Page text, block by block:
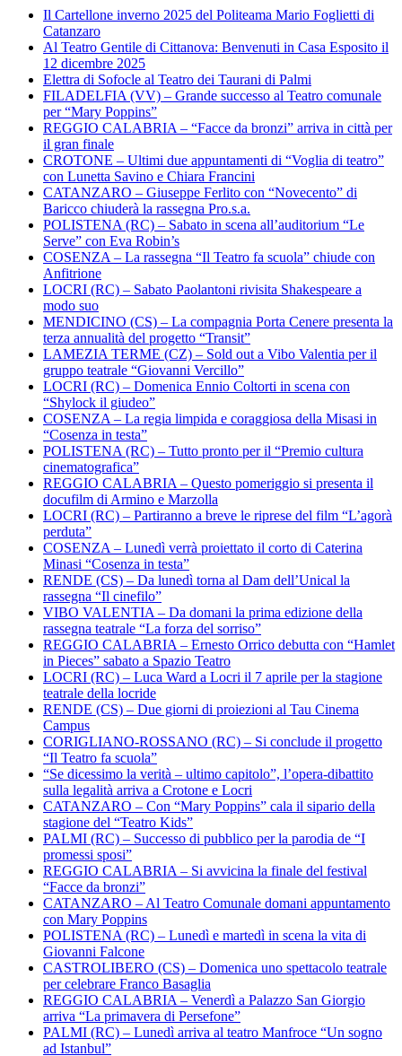
Il Cartellone inverno 2025 del Politeama Mario Foglietti di
Catanzaro
Al Teatro Gentile di Cittanova: Benvenuti in Casa Esposito il
12 dicembre 2025
Elettra di Sofocle al Teatro dei Taurani di Palmi
FILADELFIA (VV) – Grande successo al Teatro comunale
per “Mary Poppins”
REGGIO CALABRIA – “Facce da bronzi” arriva in città per
il gran finale
CROTONE – Ultimi due appuntamenti di “Voglia di teatro”
con Lunetta Savino e Chiara Francini
CATANZARO – Giuseppe Ferlito con “Novecento” di
Baricco chiuderà la rassegna Pro.s.a.
POLISTENA (RC) – Sabato in scena all’auditorium “Le
Serve” con Eva Robin’s
COSENZA – La rassegna “Il Teatro fa scuola” chiude con
Anfitrione
LOCRI (RC) – Sabato Paolantoni rivisita Shakespeare a
modo suo
MENDICINO (CS) – La compagnia Porta Cenere presenta la
terza annualità del progetto “Transit”
LAMEZIA TERME (CZ) – Sold out a Vibo Valentia per il
gruppo teatrale “Giovanni Vercillo”
LOCRI (RC) – Domenica Ennio Coltorti in scena con
“Shylock il giudeo”
COSENZA – La regia limpida e coraggiosa della Misasi in
“Cosenza in testa”
POLISTENA (RC) – Tutto pronto per il “Premio cultura
cinematografica”
REGGIO CALABRIA – Questo pomeriggio si presenta il
docufilm di Armino e Marzolla
LOCRI (RC) – Partiranno a breve le riprese del film “L’agorà
perduta”
COSENZA – Lunedì verrà proiettato il corto di Caterina
Minasi “Cosenza in testa”
RENDE (CS) – Da lunedì torna al Dam dell’Unical la
rassegna “Il cinefilo”
VIBO VALENTIA – Da domani la prima edizione della
rassegna teatrale “La forza del sorriso”
REGGIO CALABRIA – Ernesto Orrico debutta con “Hamlet
in Pieces” sabato a Spazio Teatro
LOCRI (RC) – Luca Ward a Locri il 7 aprile per la stagione
teatrale della locride
RENDE (CS) – Due giorni di proiezioni al Tau Cinema
Campus
CORIGLIANO-ROSSANO (RC) – Si conclude il progetto
“Il Teatro fa scuola”
“Se dicessimo la verità – ultimo capitolo”, l’opera-dibattito
sulla legalità arriva a Crotone e Locri
CATANZARO – Con “Mary Poppins” cala il sipario della
stagione del “Teatro Kids”
PALMI (RC) – Successo di pubblico per la parodia de “I
promessi sposi”
REGGIO CALABRIA – Si avvicina la finale del festival
“Facce da bronzi”
CATANZARO – Al Teatro Comunale domani appuntamento
con Mary Poppins
POLISTENA (RC) – Lunedì e martedì in scena la vita di
Giovanni Falcone
CASTROLIBERO (CS) – Domenica uno spettacolo teatrale
per celebrare Franco Basaglia
REGGIO CALABRIA – Venerdì a Palazzo San Giorgio
arriva “La primavera di Persefone”
PALMI (RC) – Lunedì arriva al teatro Manfroce “Un sogno
ad Istanbul”